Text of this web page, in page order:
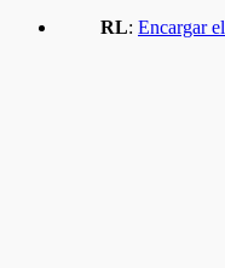
RL: Encargar